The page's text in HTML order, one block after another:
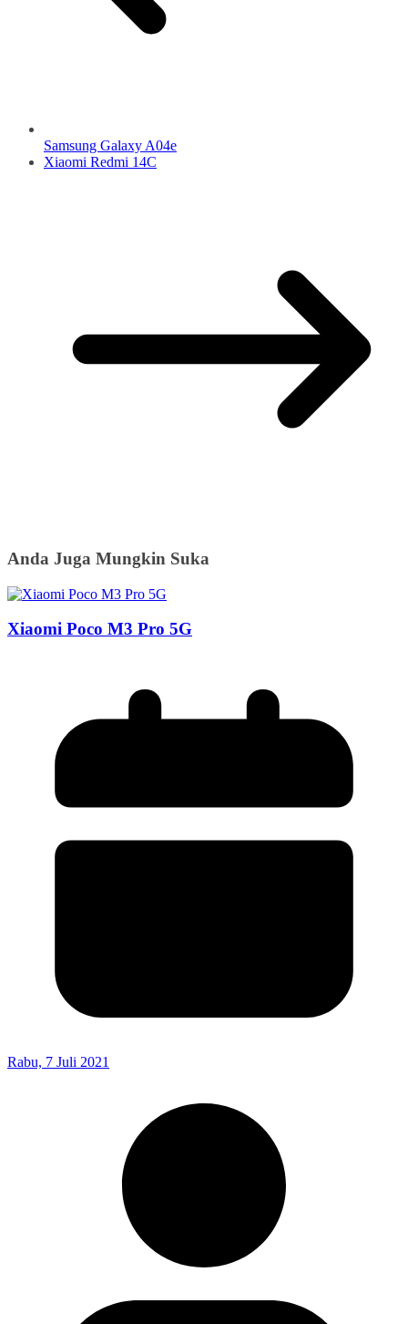
Samsung Galaxy A04e
Xiaomi Redmi 14C
Anda Juga Mungkin Suka
Xiaomi Poco M3 Pro 5G
Rabu, 7 Juli 2021